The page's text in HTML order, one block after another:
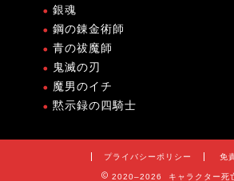
銀魂
鋼の錬金術師
青の祓魔師
鬼滅の刃
魔男のイチ
黙示録の四騎士
プライバシーポリシー 免
2020–2026 キャラクター死